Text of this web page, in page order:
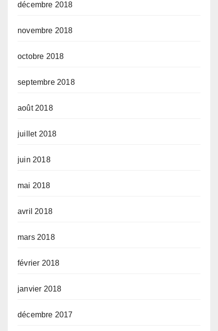
décembre 2018
novembre 2018
octobre 2018
septembre 2018
août 2018
juillet 2018
juin 2018
mai 2018
avril 2018
mars 2018
février 2018
janvier 2018
décembre 2017